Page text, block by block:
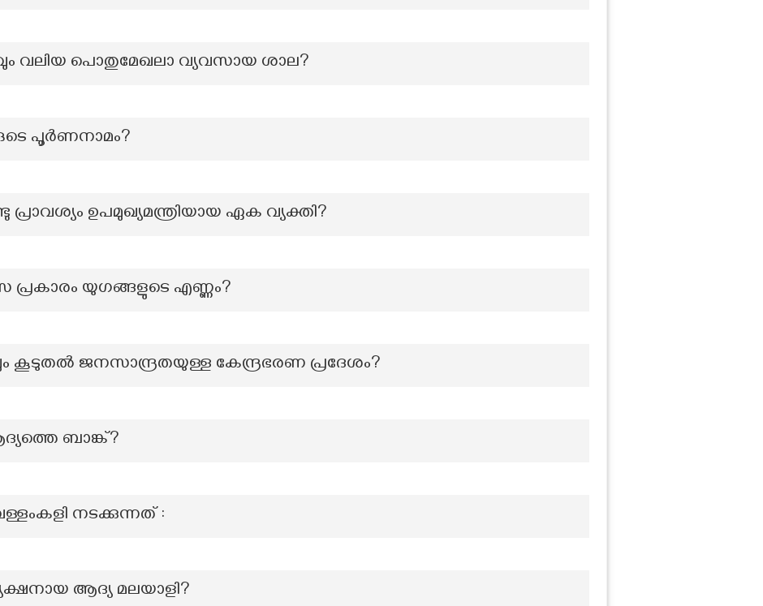
വലിയ പൊതുമേഖലാ വ്യവസായ ശാല?
പൂർണനാമം?
ഉപമുഖ്യമന്ത്രിയായ ഏക വ്യക്തി?
പ്രകാരം യുഗങ്ങളുടെ എണ്ണം?
കൂടുതൽ ജനസാന്ദ്രതയുള്ള കേന്ദ്രഭരണ പ്രദേശം?
ബാങ്ക്?
നടക്കുന്നത് :
ആദ്യ മലയാളി?